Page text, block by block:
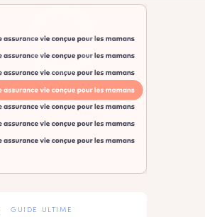
GUIDE ULTIME